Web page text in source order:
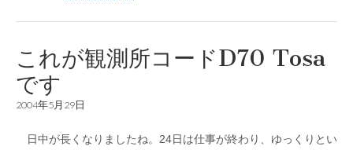
これが観測所コードD70 Tosa
です
2004年5月29日
日中が長くなりましたね。24日は仕事が終わり、ゆっくりとい